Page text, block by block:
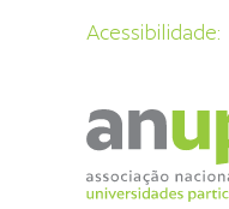
Acessibilidade: